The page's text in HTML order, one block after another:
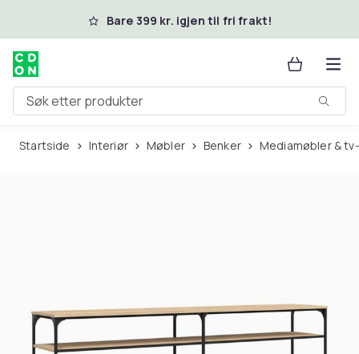
Hopp til hovedinnholdBare 399 kr. igjen til fri frakt!
Søk etter produkter
Startside Interiør Møbler Benker Mediamøbler &